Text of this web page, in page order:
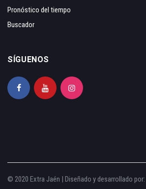
Pronóstico del tiempo
Buscador
SÍGUENOS
© 2020 Extra Jaén | Diseñado y desarrollado por: